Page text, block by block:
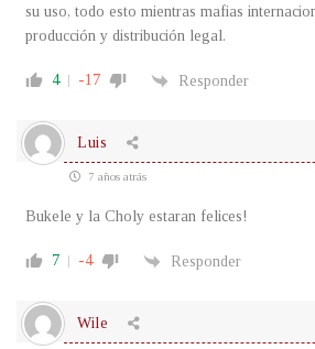
su uso, todo esto mientras mafias
producción y distribución legal.
4 -17 Responder
Luis
7 años atrás
Bukele y la Choly estaran felices!
7 -4 Responder
Wile